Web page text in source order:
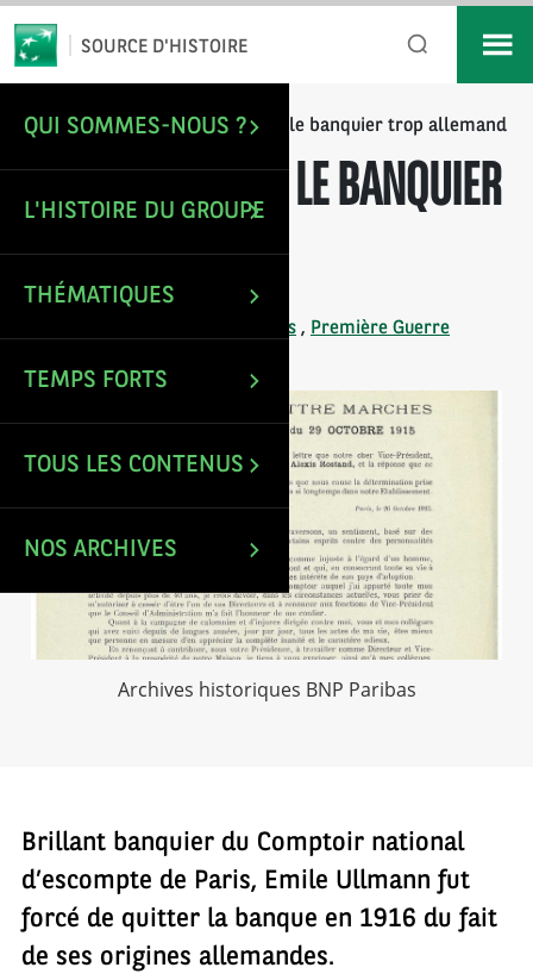
SOURCE D'HISTOIRE
QUI SOMMES-NOUS ?
L'HISTOIRE DU GROUPE
THÉMATIQUES
TEMPS FORTS
TOUS LES CONTENUS
NOS ARCHIVES
ACCUEIL/ ARTICLES/Emile Ullmann, le banquier trop allemand
EMILE ULLMANN, LE BANQUIER
TROP ALLEMAND
Mise à jour le : 28 Jan 2025
Grands banquiers , Première Guerre
Archives historiques BNP Paribas
Brillant banquier du Comptoir national
d’escompte de Paris, Emile Ullmann fut
forcé de quitter la banque en 1916 du fait
de ses origines allemandes.
Email